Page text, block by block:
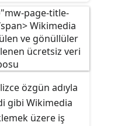
Avrupa 21 Yaş
özgün adıyla
gibi Wikimedia
üzere iş